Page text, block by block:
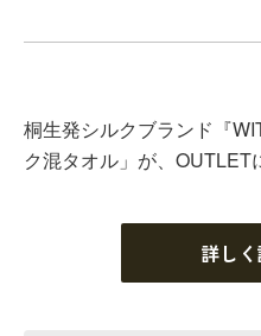
桐生発シルクブランド『
ク混タオル」が、OUTLET
詳し